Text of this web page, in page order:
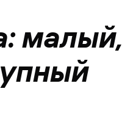
малый,